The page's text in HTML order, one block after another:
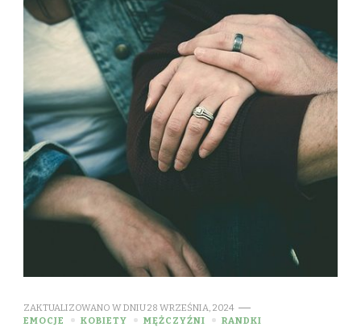
ZAKTUALIZOWANO W DNIU28 WRZEŚNIA, 2024
EMOCJE
KOBIETY MĘŻCZYŹNI RANDKI